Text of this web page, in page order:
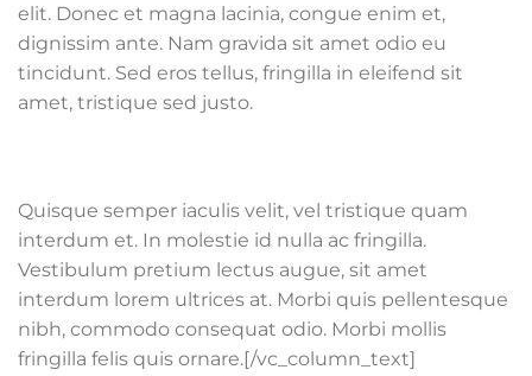
elit. Donec et magna lacinia, congue enim et,
dignissim ante. Nam gravida sit amet odio eu
tincidunt. Sed eros tellus, fringilla in eleifend sit
amet, tristique sed justo.
Quisque semper iaculis velit, vel tristique quam
interdum et. In molestie id nulla ac fringilla.
Vestibulum pretium lectus augue, sit amet
interdum lorem ultrices at. Morbi quis pellentesque
nibh, commodo consequat odio. Morbi mollis
fringilla felis quis ornare.[/vc_column_text]